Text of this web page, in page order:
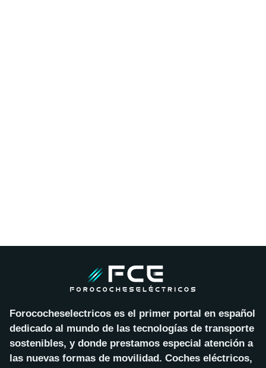
Forococheselectricos es el primer portal en español
dedicado al mundo de las tecnologías de transporte
sostenibles, y donde prestamos especial atención a
las nuevas formas de movilidad. Coches eléctricos,